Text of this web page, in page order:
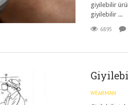
giyilebilir
giyilebilir ...
6895
WEARMAN